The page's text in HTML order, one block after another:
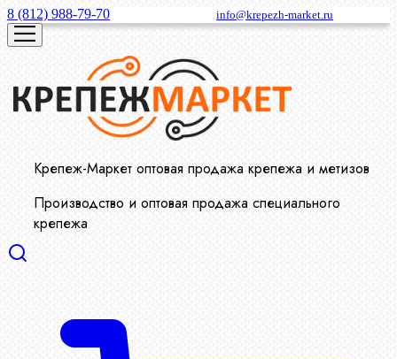
8 (812) 988-79-70 info@krepezh-market.ru
Крепеж-Маркет оптовая продажа крепежа и метизов
Производство и оптовая продажа специального
крепежа